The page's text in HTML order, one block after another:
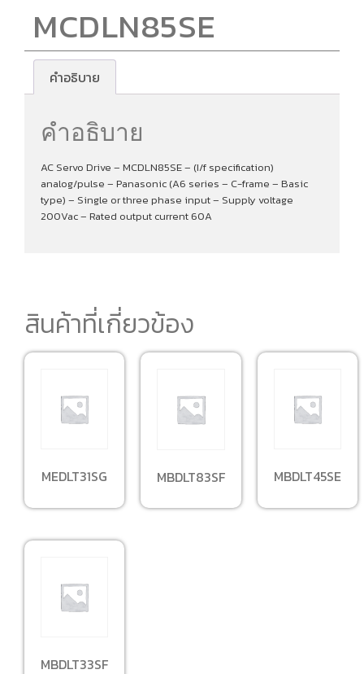
MCDLN85SE
คำอธิบาย
คำอธิบาย
AC Servo Drive – MCDLN85SE – (I/f specification)
analog/pulse – Panasonic (A6 series – C-frame – Basic
type) – Single or three phase input – Supply voltage
200Vac – Rated output current 60A
สินค้าที่เกี่ยวข้อง
MEDLT31SG MBDLT83SF MBDLT45SE
MBDLT33SF